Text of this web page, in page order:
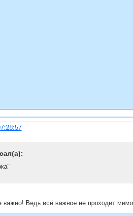
важно! Ведь всё важное не проходит мимо